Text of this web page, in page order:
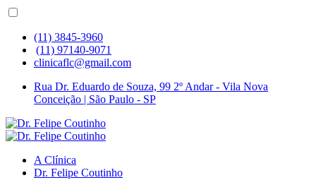
(11) 3845-3960
(11) 97140-9071
clinicaflc@gmail.com
Rua Dr. Eduardo de Souza, 99 2º Andar - Vila Nova
Conceição | São Paulo - SP
A Clínica
Dr. Felipe Coutinho